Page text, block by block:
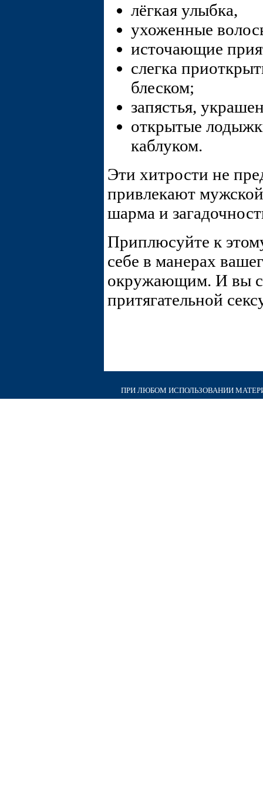
лёгкая улыбка,
ухоженные
источающие
слегка
блеском;
запястья,
открытые
каблуком.
Эти хитрости не
привлекают
шарма и
Приплюсуйте к
себе в манерах
окружающим. И вы
притягательной
ПРИ ЛЮБОМ ИСПОЛЬЗОВАНИИ